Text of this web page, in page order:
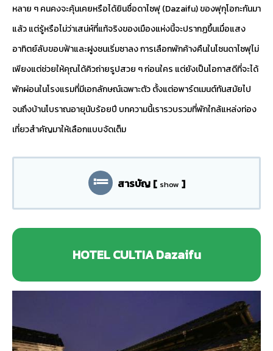
หลาย ๆ คนคงจะคุ้นเคยหรือได้ยินชื่อดาไซฟุ (Dazaifu) ของฟุกุโอกะกันมา
แล้ว แต่รู้หรือไม่ว่าเสน่ห์ที่แท้จริงของเมืองแห่งนี้จะปรากฏขึ้นเมื่อแสง
อาทิตย์ลับขอบฟ้าและฝูงชนเริ่มซาลง การเลือกพักค้างคืนในโซนดาไซฟุไม่
เพียงแต่ช่วยให้คุณได้คิวถ่ายรูปสวย ๆ ก่อนใคร แต่ยังเป็นโอกาสดีที่จะได้
พักผ่อนในโรงแรมที่มีเอกลักษณ์เฉพาะตัว ตั้งแต่อพาร์ตเมนต์ทันสมัยไป
จนถึงบ้านโบราณอายุนับร้อยปี บทความนี้เรารวบรวมที่พักใกล้แหล่งท่อง
เที่ยวสำคัญมาให้เลือกแบบจัดเต็ม
สารบัญ [ show ]
HOTEL CULTIA Dazaifu